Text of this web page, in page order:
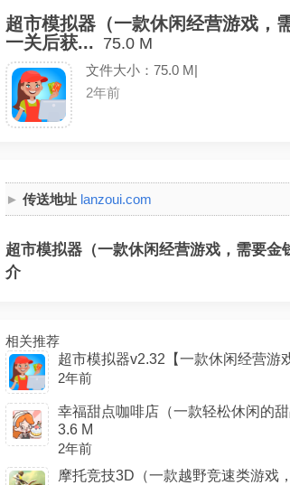
超市模拟器（一款休闲经营游戏，
一关后获... 75.0 M
文件大小：75.0 M|
2年前
传送地址 lanzoui.com
超市模拟器（一款休闲经营游戏，需要
介
相关推荐
超市模拟器v2.32【一款休闲经营游
2年前
幸福甜点咖啡店（一款轻松休闲的
3.6 M
2年前
摩托竞技3D（一款越野竞速类游戏